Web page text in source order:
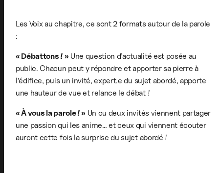
Les Voix au chapitre, ce sont 2 formats autour de la parole
:
« Débattons ! » Une question d’actualité est posée au
public. Chacun peut y répondre et apporter sa pierre à
l’édifice, puis un invité, expert.e du sujet abordé, apporte
une hauteur de vue et relance le débat !
« À vous la parole ! » Un ou deux invités viennent partager
une passion qui les anime… et ceux qui viennent écouter
auront cette fois la surprise du sujet abordé !